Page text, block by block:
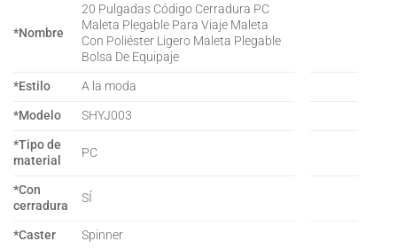
*Nombre
20 Pulgadas Código Cerradura PC
Maleta Plegable Para Viaje Maleta
Con Poliéster Ligero Maleta Plegable
Bolsa De Equipaje
*Estilo
A la moda
*Modelo
SHYJ003
*Tipo de
material
PC
*Con
cerradura
SÍ
*Caster Spinner